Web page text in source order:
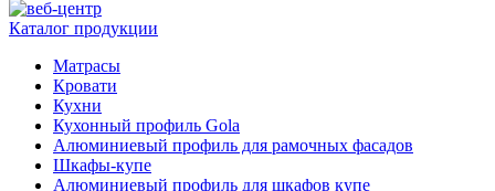
Каталог продукции
Матрасы
Кровати
Кухни
Кухонный профиль Gola
Алюминиевый профиль для рамочных фасадов
Шкафы-купе
Алюминиевый профиль для шкафов купе